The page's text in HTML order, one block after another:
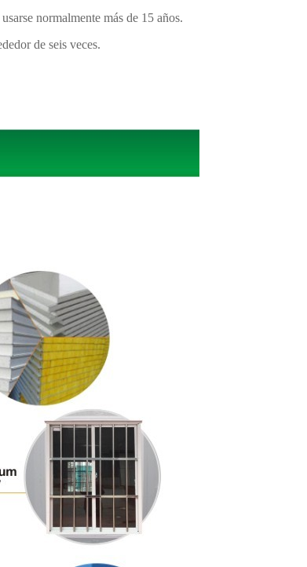
normalmente más de 15 años.
de seis veces.